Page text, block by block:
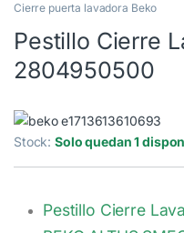
Cierre puerta lavadora Beko
Pestillo Cierre
2804950500
Stock:Solo quedan 1
Pestillo Cierre